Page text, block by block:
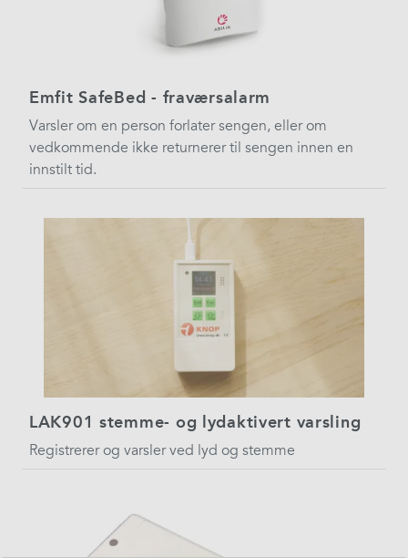
Emfit SafeBed - fraværsalarm
Varsler om en person forlater sengen, eller om
vedkommende ikke returnerer til sengen innen en
innstilt tid.
LAK901 stemme- og lydaktivert varsling
Registrerer og varsler ved lyd og stemme